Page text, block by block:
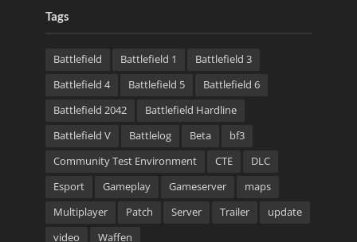
Tags
Battlefield Battlefield 1
Battlefield 3
Battlefield 4
Battlefield 5
Battlefield 6
Battlefield 2042
Battlefield Hardline
Battlefield V
Battlelog Beta
bf3
Community Test Environment
CTE
DLC
Esport
Gameplay Gameserver
maps
Multiplayer
Patch Server Trailer
update
video
Waffen